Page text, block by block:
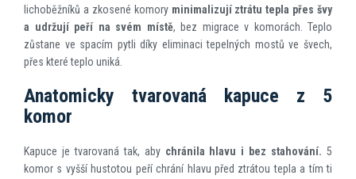
lichoběžníků a zkosené komory minimalizují ztrátu tepla přes švy
a udržují peří na svém místě, bez migrace v komorách. Teplo
zůstane ve spacím pytli díky eliminaci tepelných mostů ve švech,
přes které teplo uniká.
Anatomicky tvarovaná kapuce z 5
komor
Kapuce je tvarovaná tak, abychránila hlavu i bez stahování. 5
komor s vyšší hustotou peří chrání hlavu před ztrátou tepla a tím ti